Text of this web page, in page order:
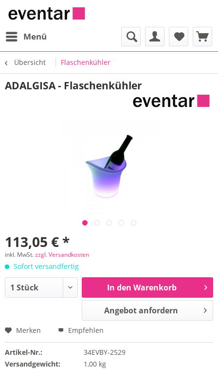
Menü
Übersicht Flaschenkühler
ADALGISA - Flaschenkühler
113,05 € *
inkl. MwSt.zzgl. Versandkosten
Sofort versandfertig
In den Warenkorb
Angebot anfordern
Merken Empfehlen
Artikel-Nr.:
34EVBY-2529
Versandgewicht:
1,00 kg